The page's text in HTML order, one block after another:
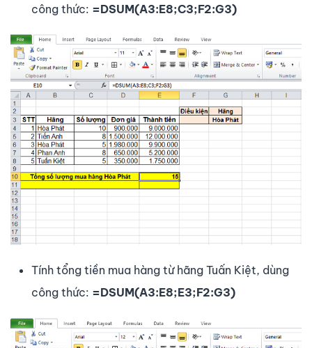
công thức: =DSUM(A3:E8;C3;F2:G3)
Tính tổng tiền mua hàng từ hãng Tuấn Kiệt, dùng
công thức: =DSUM(A3:E8;E3;F2:G3)